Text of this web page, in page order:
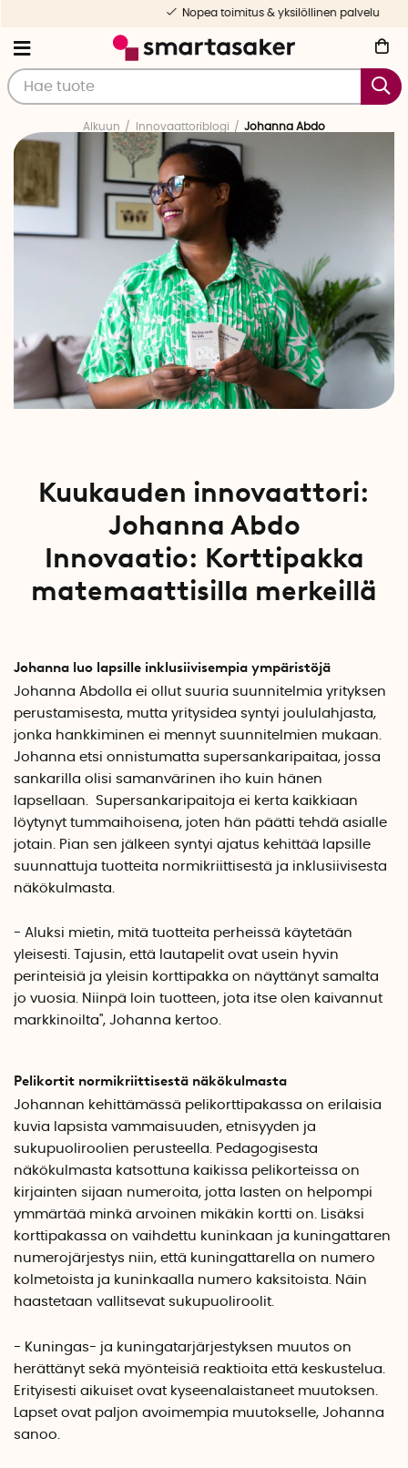
Nopea toimitus & yksilöllinen palvelu
Alkuun Innovaattoriblogi Johanna Abdo
Kuukauden innovaattori:
Johanna Abdo
Innovaatio: Korttipakka
matemaattisilla merkeillä
Johanna luo lapsille inklusiivisempia ympäristöjä
Johanna Abdolla ei ollut suuria suunnitelmia yrityksen
perustamisesta, mutta yritysidea syntyi joululahjasta,
jonka hankkiminen ei mennyt suunnitelmien mukaan.
Johanna etsi onnistumatta supersankaripaitaa, jossa
sankarilla olisi samanvärinen iho kuin hänen
lapsellaan. Supersankaripaitoja ei kerta kaikkiaan
löytynyt tummaihoisena, joten hän päätti tehdä asialle
jotain. Pian sen jälkeen syntyi ajatus kehittää lapsille
suunnattuja tuotteita normikriittisestä ja inklusiivisesta
näkökulmasta.
- Aluksi mietin, mitä tuotteita perheissä käytetään
yleisesti. Tajusin, että lautapelit ovat usein hyvin
perinteisiä ja yleisin korttipakka on näyttänyt samalta
jo vuosia. Niinpä loin tuotteen, jota itse olen kaivannut
markkinoilta", Johanna kertoo.
Pelikortit normikriittisestä näkökulmasta
Johannan kehittämässä pelikorttipakassa on erilaisia
kuvia lapsista vammaisuuden, etnisyyden ja
sukupuoliroolien perusteella. Pedagogisesta
näkökulmasta katsottuna kaikissa pelikorteissa on
kirjainten sijaan numeroita, jotta lasten on helpompi
ymmärtää minkä arvoinen mikäkin kortti on. Lisäksi
korttipakassa on vaihdettu kuninkaan ja kuningattaren
numerojärjestys niin, että kuningattarella on numero
kolmetoista ja kuninkaalla numero kaksitoista. Näin
haastetaan vallitsevat sukupuoliroolit.
- Kuningas- ja kuningatarjärjestyksen muutos on
herättänyt sekä myönteisiä reaktioita että keskustelua.
Erityisesti aikuiset ovat kyseenalaistaneet muutoksen.
Lapset ovat paljon avoimempia muutokselle, Johanna
sanoo.